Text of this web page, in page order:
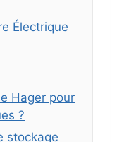
Électrique
Hager pour
?
stockage